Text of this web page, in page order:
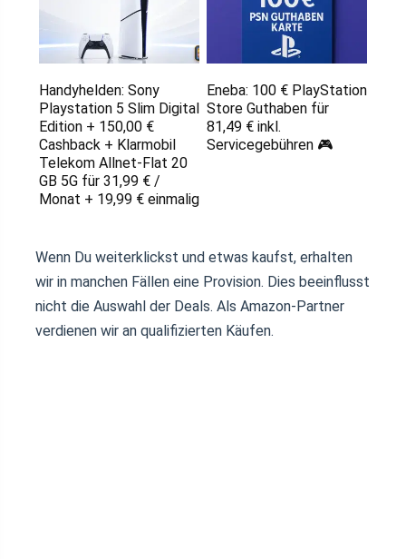
Handyhelden: Sony
Playstation 5 Slim Digital
Edition + 150,00 €
Cashback + Klarmobil
Telekom Allnet-Flat 20
GB 5G für 31,99 € /
Monat + 19,99 € einmalig
Eneba: 100 € PlayStation
Store Guthaben für
81,49 € inkl.
Servicegebühren 🎮
Wenn Du weiterklickst und etwas kaufst, erhalten
wir in manchen Fällen eine Provision. Dies beeinflusst
nicht die Auswahl der Deals. Als Amazon-Partner
verdienen wir an qualifizierten Käufen.